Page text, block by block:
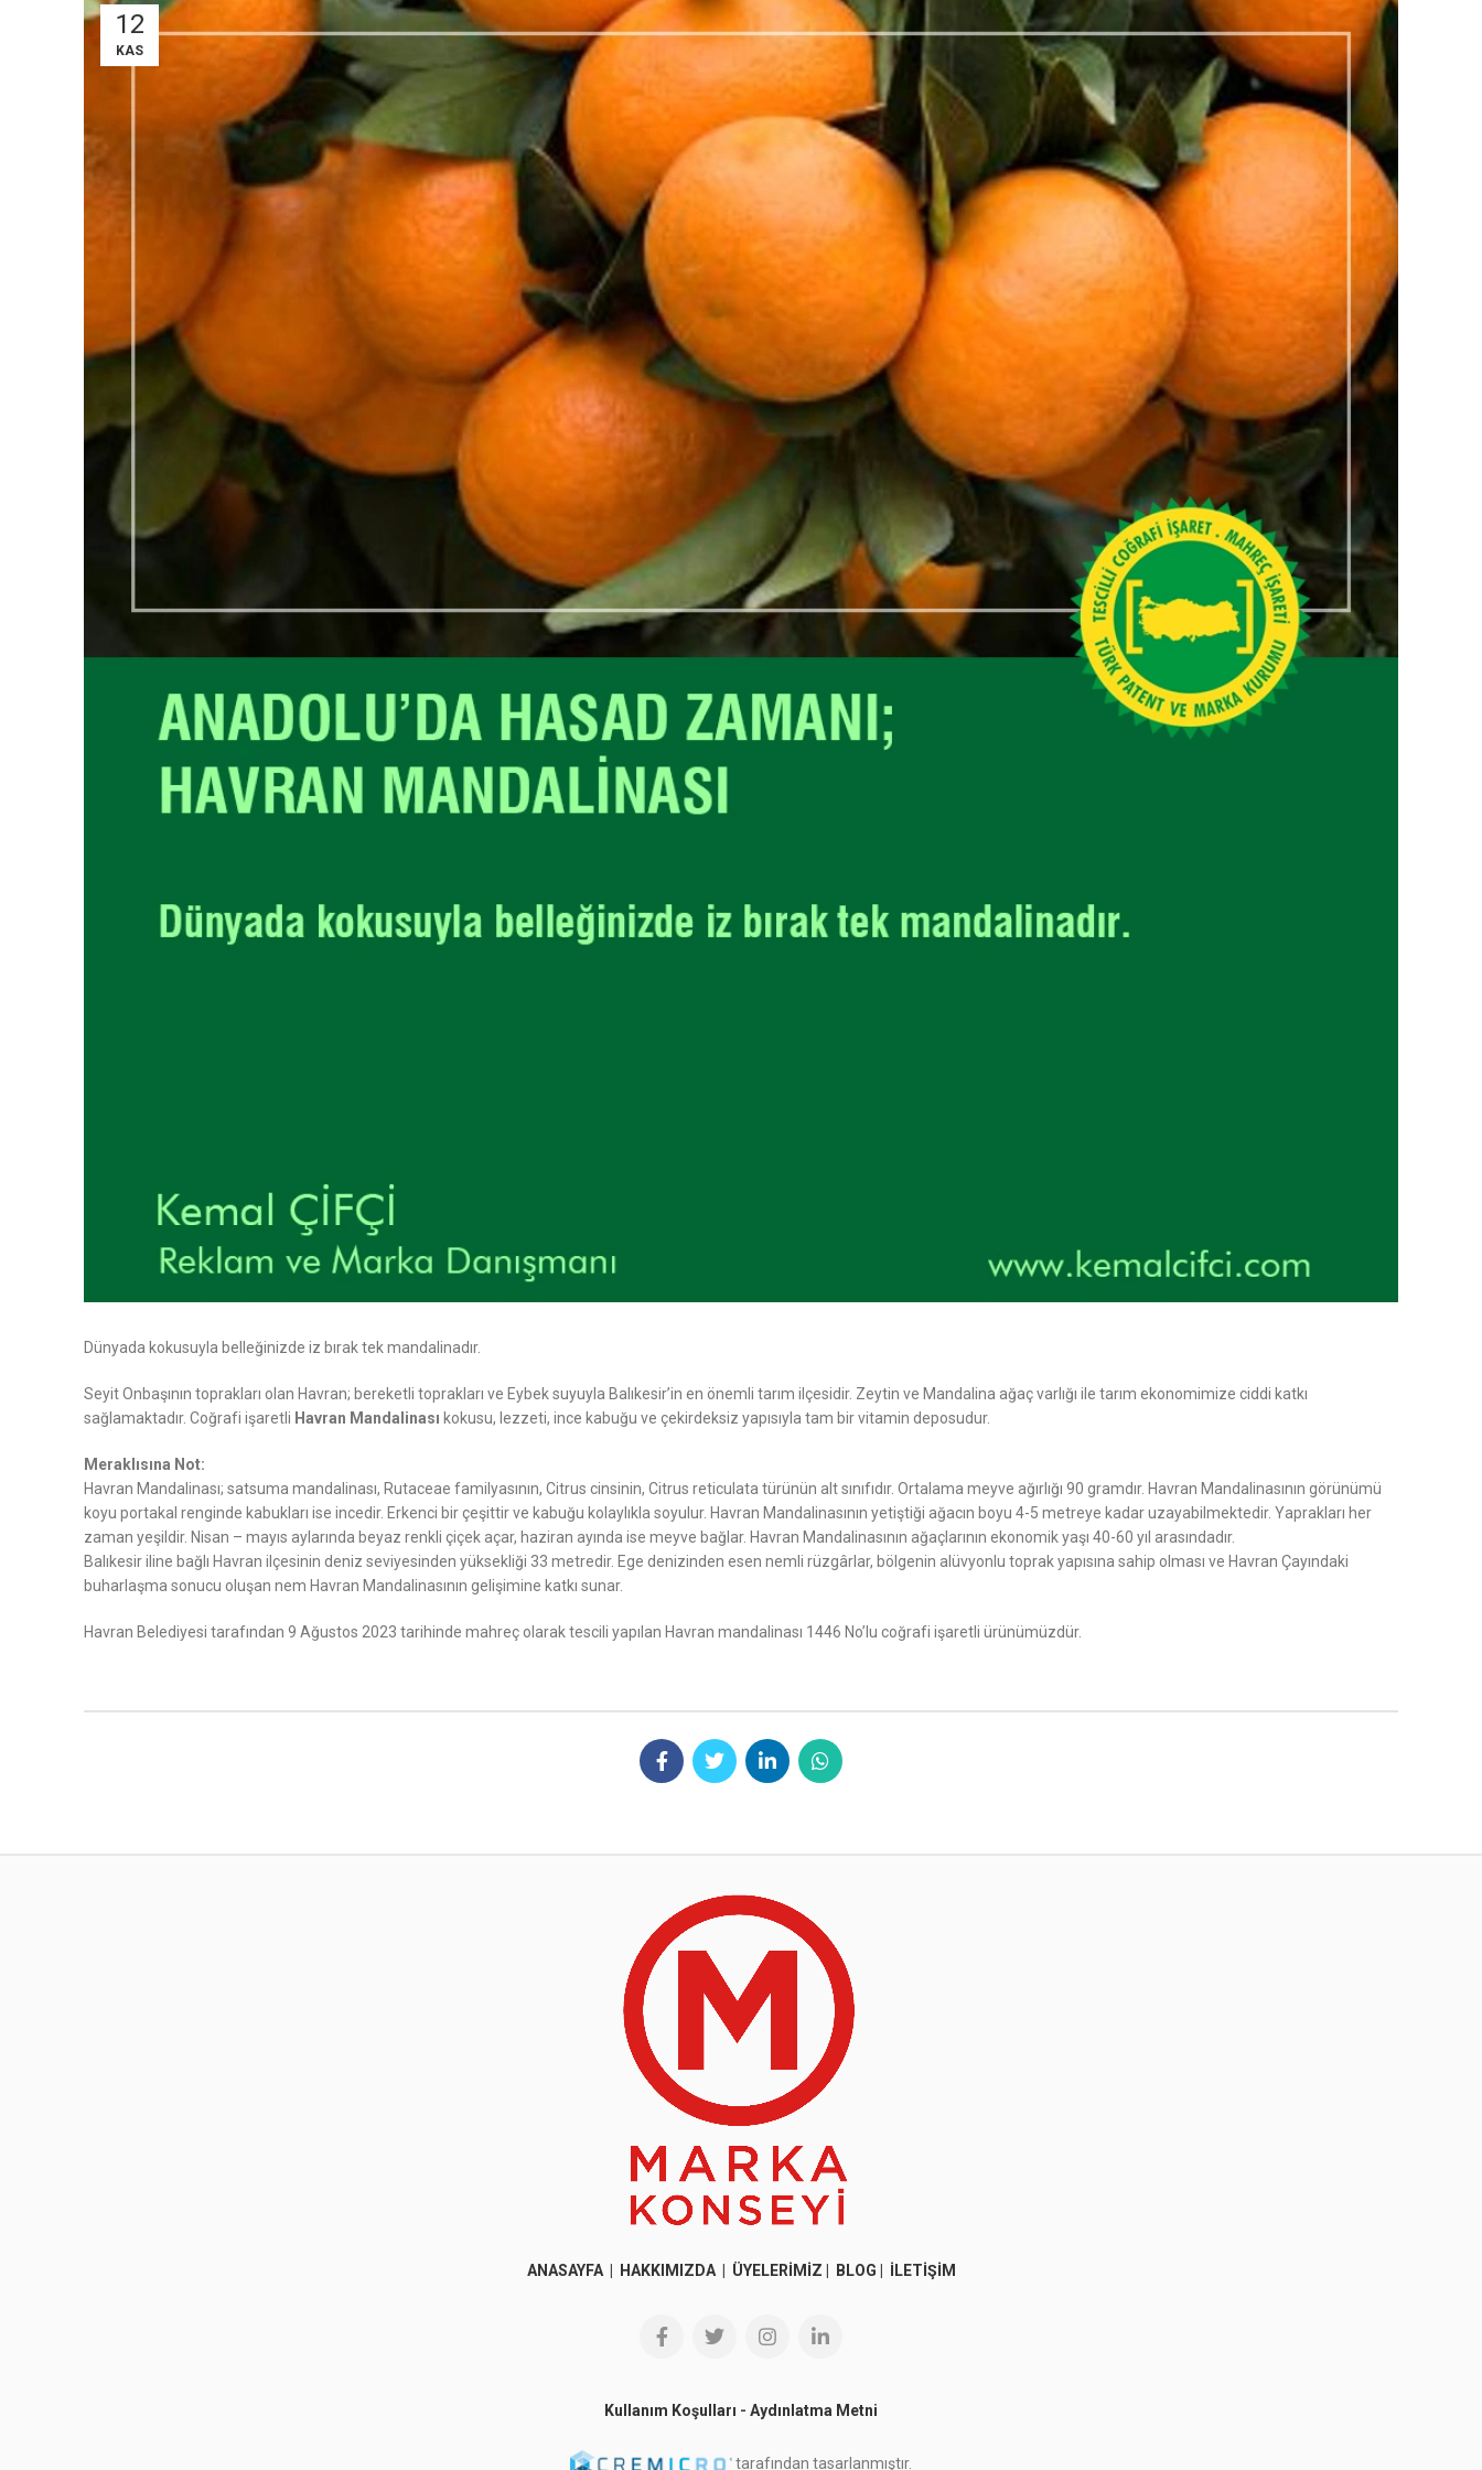
12
KAS
Dünyada kokusuyla belleğinizde iz bırak tek mandalinadır.
Seyit Onbaşının toprakları olan Havran; bereketli toprakları ve Eybek suyuyla Balıkesir’in en önemli tarım ilçesidir. Zeytin ve Mandalina ağaç varlığı ile tarım ekonomimize ciddi katkı
sağlamaktadır. Coğrafi işaretli Havran Mandalinası kokusu, lezzeti, ince kabuğu ve çekirdeksiz yapısıyla tam bir vitamin deposudur.
Meraklısına Not:
Havran Mandalinası; satsuma mandalinası, Rutaceae familyasının, Citrus cinsinin, Citrus reticulata türünün alt sınıfıdır. Ortalama meyve ağırlığı 90 gramdır. Havran Mandalinasının görünümü
koyu portakal renginde kabukları ise incedir. Erkenci bir çeşittir ve kabuğu kolaylıkla soyulur. Havran Mandalinasının yetiştiği ağacın boyu 4-5 metreye kadar uzayabilmektedir. Yaprakları her
zaman yeşildir. Nisan – mayıs aylarında beyaz renkli çiçek açar, haziran ayında ise meyve bağlar. Havran Mandalinasının ağaçlarının ekonomik yaşı 40-60 yıl arasındadır.
Balıkesir iline bağlı Havran ilçesinin deniz seviyesinden yüksekliği 33 metredir. Ege denizinden esen nemli rüzgârlar, bölgenin alüvyonlu toprak yapısına sahip olması ve Havran Çayındaki
buharlaşma sonucu oluşan nem Havran Mandalinasının gelişimine katkı sunar.
Havran Belediyesi tarafından 9 Ağustos 2023 tarihinde mahreç olarak tescili yapılan Havran mandalinası 1446 No’lu coğrafi işaretli ürünümüzdür.
ANASAYFA HAKKIMIZDA| ÜYELERİMİZ BLOG İLETİŞİM
Kullanım Koşulları - Aydınlatma Metni
tarafından tasarlanmıştır.